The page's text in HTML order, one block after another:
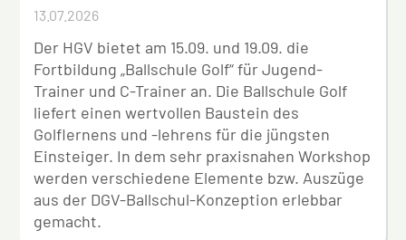
13.07.2026
Der HGV bietet am 15.09. und 19.09. die
Fortbildung „Ballschule Golf“ für Jugend-
Trainer und C-Trainer an. Die Ballschule Golf
liefert einen wertvollen Baustein des
Golflernens und -lehrens für die jüngsten
Einsteiger. In dem sehr praxisnahen Workshop
werden verschiedene Elemente bzw. Auszüge
aus der DGV-Ballschul-Konzeption erlebbar
gemacht.